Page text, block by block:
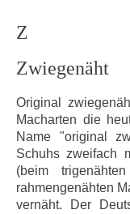
Z
Zwiegenäht
Original
Macharten die
Name "original
Schuhs zweifach
(beim
rahmengenähten
vernäht. Der